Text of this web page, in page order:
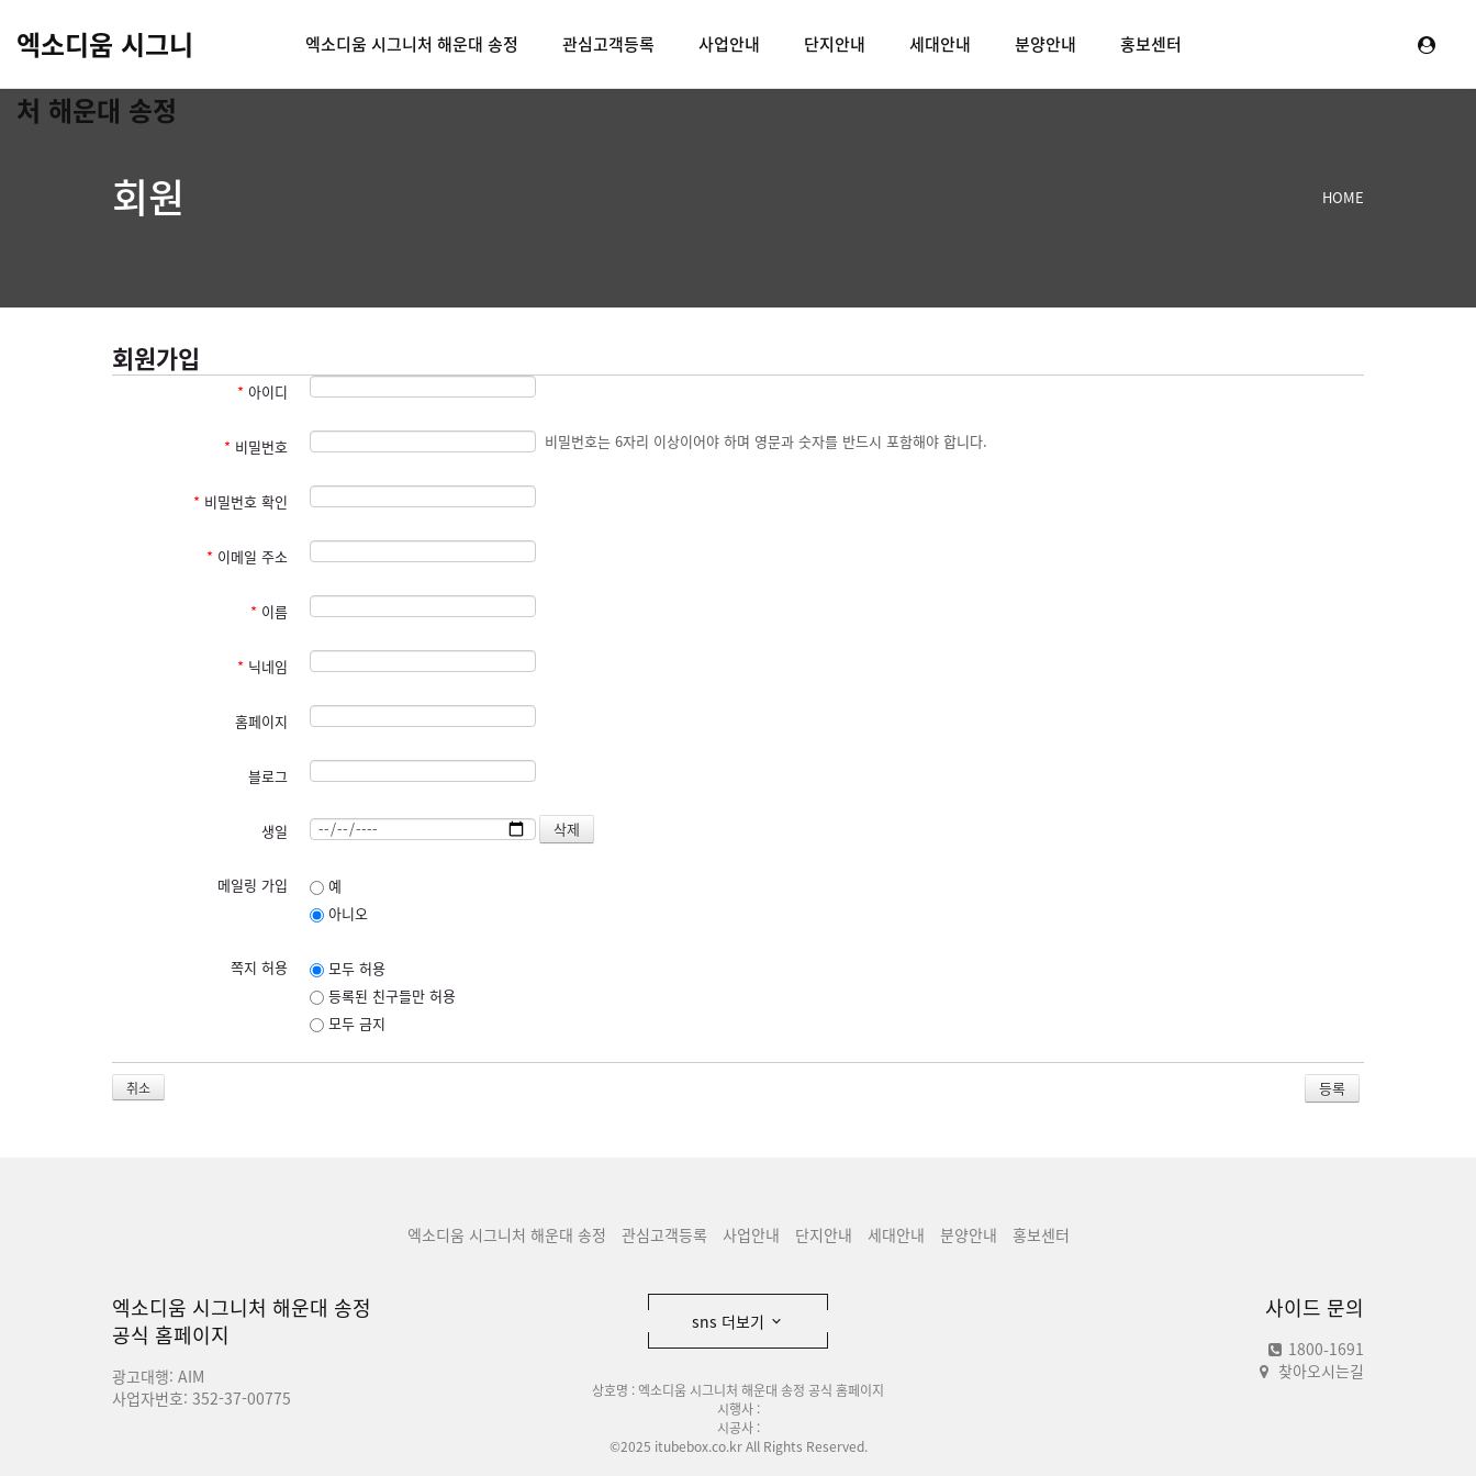
엑소디움 시그니
처 해운대 송정
엑소디움 시그니처 해운대 송정 관심고객등록 사업안내 단지안내 세대안내 분양안내 홍보센터
회원 HOME
회원가입
* 아이디
* 비밀번호 비밀번호는 6자리 이상이어야 하며 영문과 숫자를 반드시 포함해야 합니다.
* 비밀번호 확인
* 이메일 주소
* 이름
* 닉네임
홈페이지
블로그
생일
메일링 가입
예
아니오
쪽지 허용
모두 허용
등록된 친구들만 허용
모두 금지
취소
엑소디움 시그니처 해운대 송정 관심고객등록 사업안내 단지안내 세대안내 분양안내 홍보센터
엑소디움 시그니처 해운대 송정
공식 홈페이지
광고대행: AIM
사업자번호: 352-37-00775
사이드 문의
1800-1691
찾아오시는길
sns 더보기
상호명 : 엑소디움 시그니처 해운대 송정 공식 홈페이지
시행사 :
시공사 :
©2025 itubebox.co.kr All Rights Reserved.